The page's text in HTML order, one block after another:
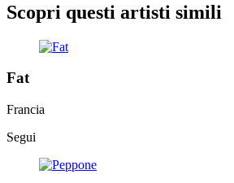
Scopri questi artisti simili
Fat
Francia
Segui